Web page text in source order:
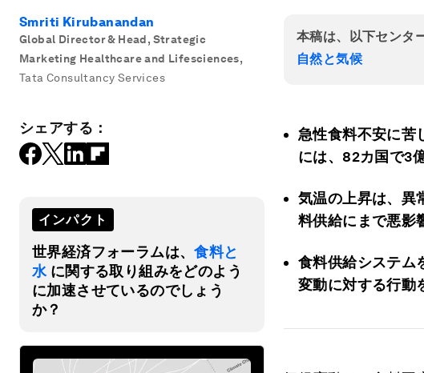
Smriti Kirubanandan
Global Director & Head, Strategic
Marketing Healthcare and Lifesciences,
Tata Consultancy Services
シェアする：
インパクト
世界経済フォーラムは、食料と
水 に関する取り組みをどのよう
に加速させているのでしょう
か？
本稿は、以下センタ
自然と気候
急性食料不安に苦
には、82カ国で3
気温の上昇は、異
料供給にまで悪影
食料供給システム
変動に対する行動